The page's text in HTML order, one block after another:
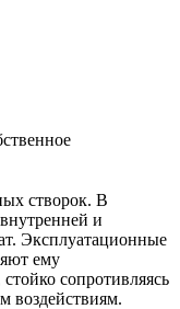
створок. В
и
Эксплуатационные
ему
сопротивляясь
воздействиям.